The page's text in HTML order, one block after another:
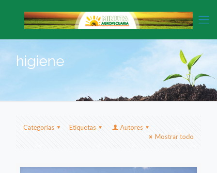
higiene
Categorias Etiquetas
Autores
Mostrar todo